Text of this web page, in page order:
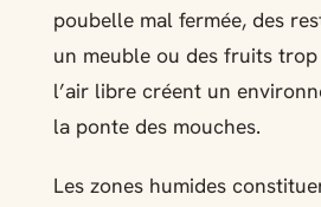
poubelle mal fermée, des
un meuble ou des fruits trop
l’air libre créent un
la ponte des mouches.
Les zones humides